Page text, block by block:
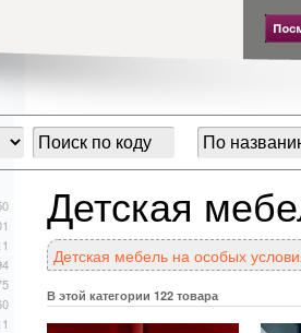
Детская
Детская мебель на особых
В этой категории 122 товара